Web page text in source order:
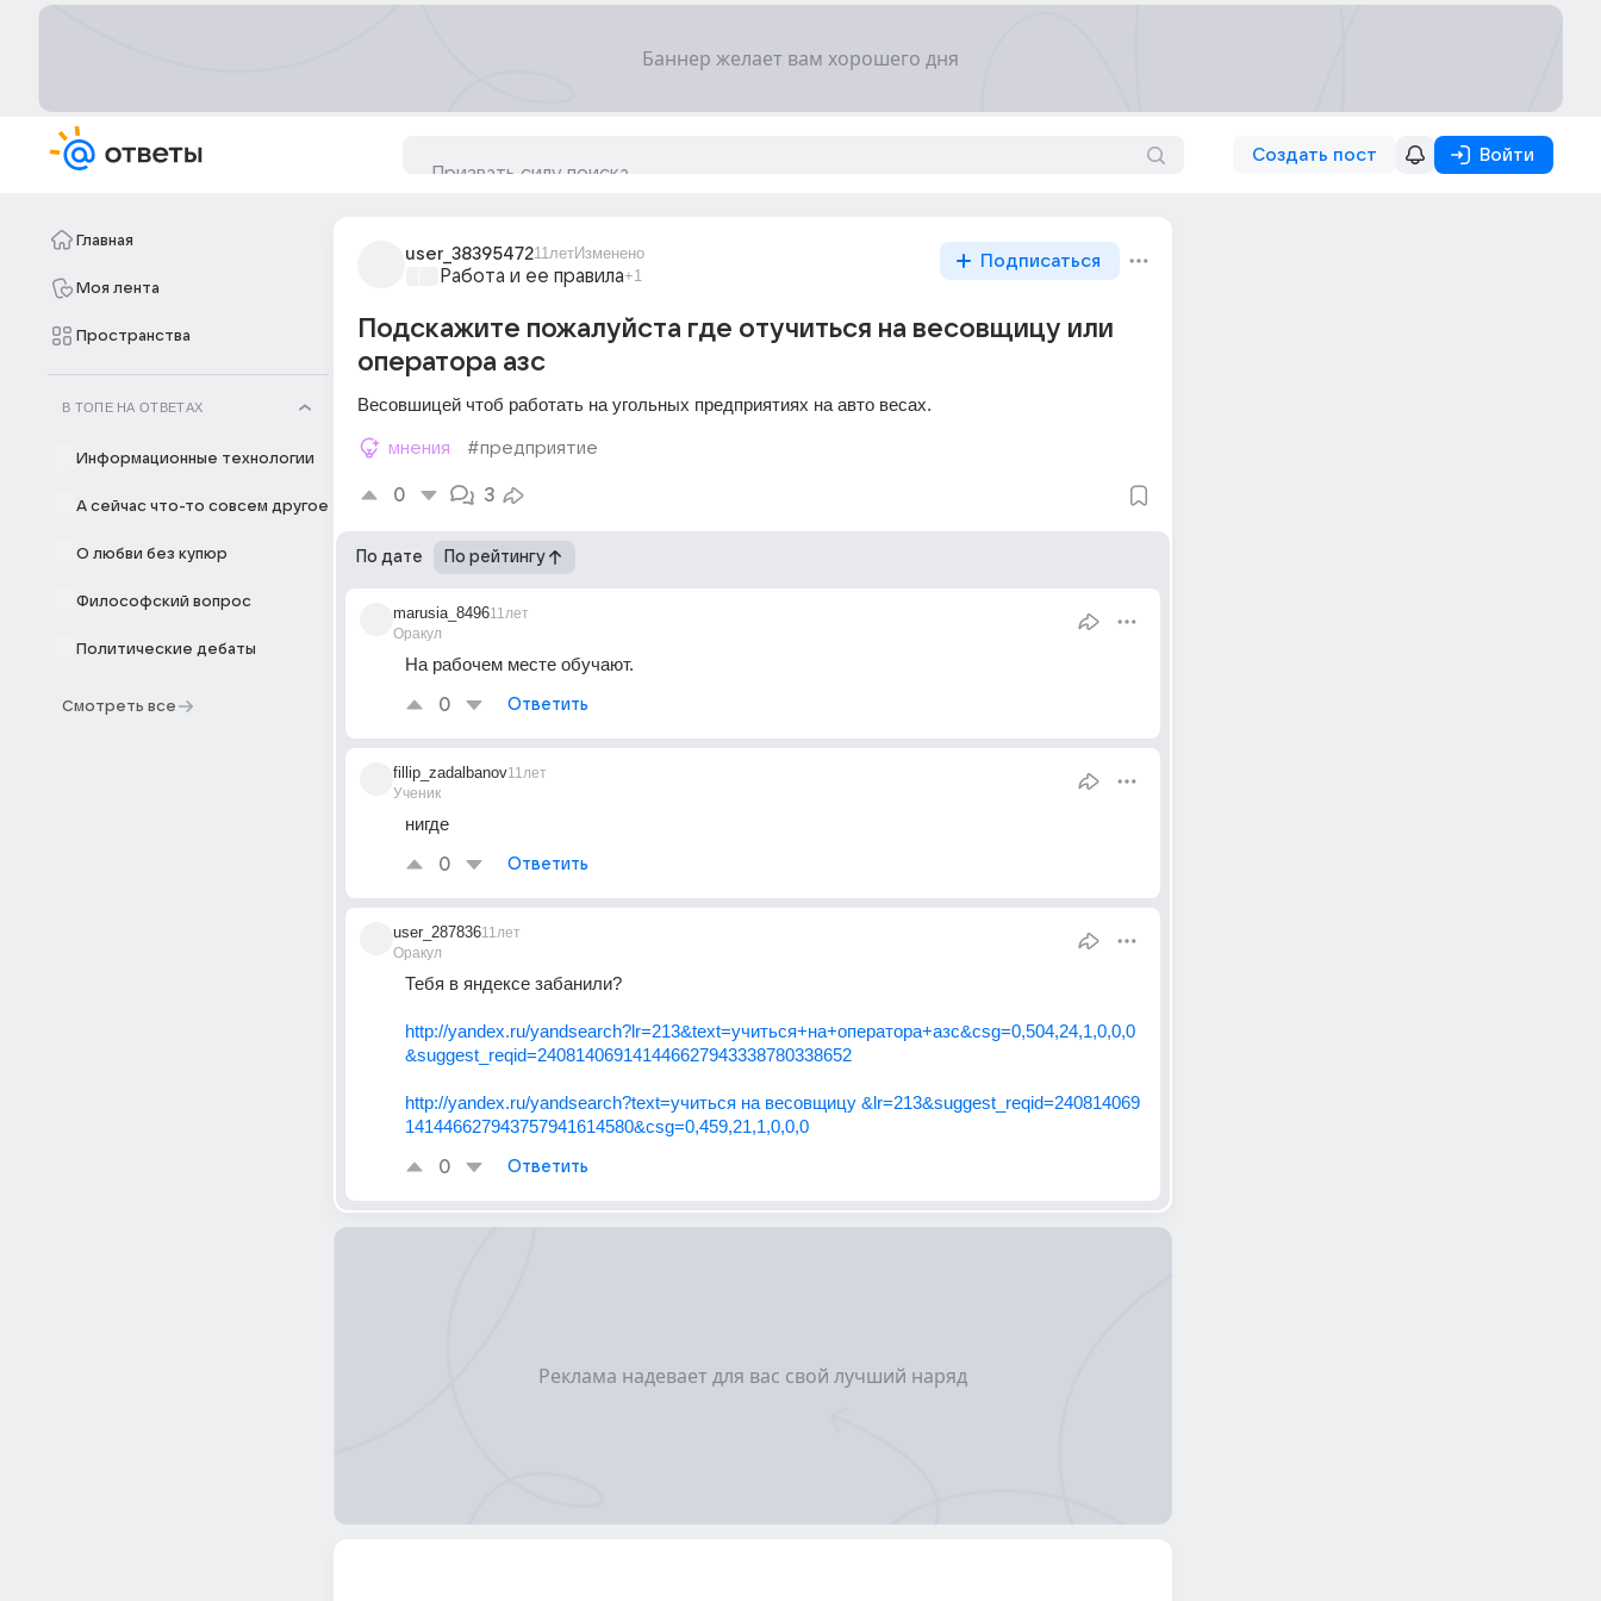
Создать пост Войти
Главная
Моя лента
Пространства
В ТОПЕ НА ОТВЕТАХ
Информационные технологии
А сейчас что-то совсем другое
О любви без купюр
Философский вопрос
Политические дебаты
Смотреть все
user_3839547211летИзменено
Работа и ее правила+1
Подписаться
Подскажите пожалуйста где отучиться на весовщицу или
оператора азс
Весовшицей чтоб работать на угольных предприятиях на авто весах.
мнения #предприятие
0 3
По дате По рейтингу
marusia_8496
Оракул
11лет
На рабочем месте обучают.
0 Ответить
fillip_zadalbanov
Ученик
11лет
нигде
0 Ответить
user_287836
Оракул
11лет
Тебя в яндексе забанили?
http://yandex.ru/yandsearch?lr=213&text=учиться+на+оператора+азс&csg=0,504,24,1,0,0,0
&suggest_reqid=240814069141446627943338780338652
http://yandex.ru/yandsearch?text=учиться на весовщицу &lr=213&suggest_reqid=240814069
141446627943757941614580&csg=0,459,21,1,0,0,0
0 Ответить